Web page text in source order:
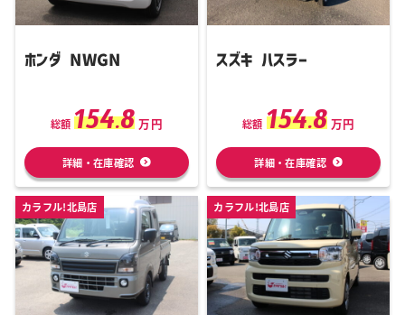
ホンダ NWGN
総額 154.8 万円
詳細・在庫確認
スズキ ハスラー
総額 154.8 万円
詳細・在庫確認
カラフル!北島店 カラフル!北島店